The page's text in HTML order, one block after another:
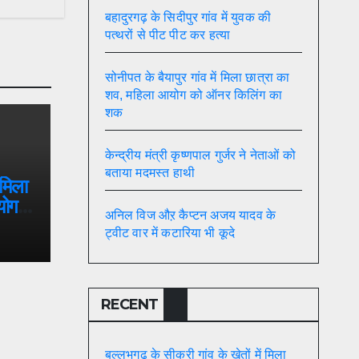
बहादुरगढ़ के सिदीपुर गांव में युवक की
पत्थरों से पीट पीट कर हत्या
सोनीपत के बैयापुर गांव में मिला छात्रा का
शव, महिला आयोग को ऑनर किलिंग का
शक
केन्द्रीय मंत्री कृष्णपाल गुर्जर ने नेताओं को
बताया मदमस्त हाथी
अनिल विज औऱ कैप्टन अजय यादव के
ट्वीट वार में कटारिया भी कूदे
RECENT
बल्लभगढ़ के सीकरी गांव के खेतों में मिला